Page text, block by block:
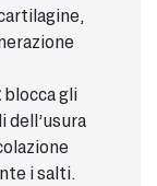
blocca gli
i salti.